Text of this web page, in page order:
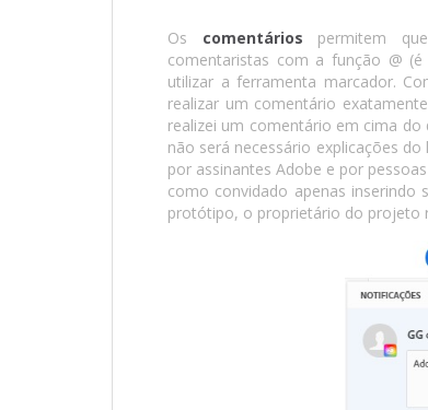
Os comentários permitem
comentaristas com a função @
utilizar a ferramenta marcador.
realizar um comentário
realizei um comentário em cima
não será necessário explicações
por assinantes Adobe e por
como convidado apenas
protótipo, o proprietário do projeto